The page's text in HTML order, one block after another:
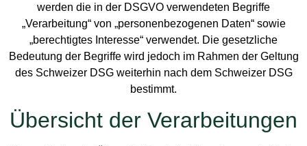
werden die in der DSGVO verwendeten Begriffe
„Verarbeitung“ von „personenbezogenen Daten“ sowie
„berechtigtes Interesse“ verwendet. Die gesetzliche
Bedeutung der Begriffe wird jedoch im Rahmen der Geltung
des Schweizer DSG weiterhin nach dem Schweizer DSG
bestimmt.
Übersicht der Verarbeitungen